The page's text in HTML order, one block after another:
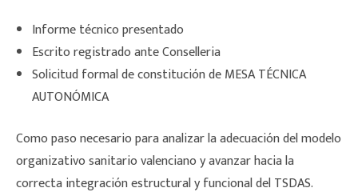
Informe técnico presentado
Escrito registrado ante Conselleria
Solicitud formal de constitución de MESA TÉCNICA
AUTONÓMICA
Como paso necesario para analizar la adecuación del modelo
organizativo sanitario valenciano y avanzar hacia la
correcta integración estructural y funcional del TSDAS.